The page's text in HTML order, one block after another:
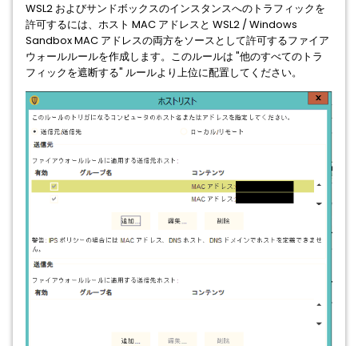
WSL2 およびサンドボックスのインスタンスへのトラフィックを
許可するには、ホスト MAC アドレスと WSL2 / Windows
Sandbox MAC アドレスの両方をソースとして許可するファイア
ウォールルールを作成します。このルールは "他のすべてのトラ
フィックを遮断する" ルールより上位に配置してください。